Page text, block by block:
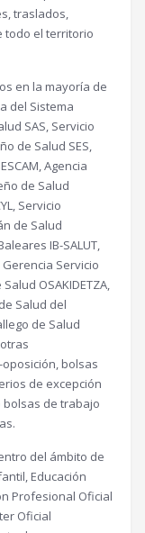
traslados,
todo el territorio
en la mayoría de
del Sistema
SAS, Servicio
de Salud SES,
Agencia
de Salud
Servicio
de Salud
IB-SALUT,
Gerencia Servicio
OSAKIDETZA,
Salud del
de Salud
bolsas
de excepción
de trabajo
del ámbito de
Educación
Profesional Oficial
Oficial